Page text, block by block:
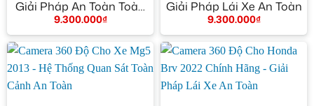
Giải Pháp An Toàn Toàn
Diện
9.300.000₫
Giải Pháp Lái Xe An Toàn
9.300.000₫